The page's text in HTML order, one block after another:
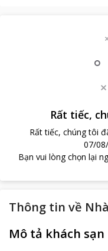
Rất tiếc,
Rất tiếc, chúng tôi
07/
Bạn vui lòng chọn lại
Thông tin về
Mô tả khách sạn